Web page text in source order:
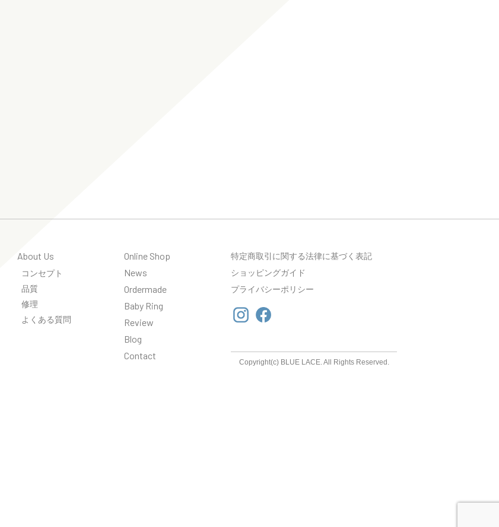
About Us
コンセプト
品質
修理
よくある質問
Online Shop
News
Ordermade
Baby Ring
Review
Blog
Contact
特定商取引に関する法律に基づく表記
ショッピングガイド
プライバシーポリシー
Copyright(c) BLUE LACE. All Rights Reserved.